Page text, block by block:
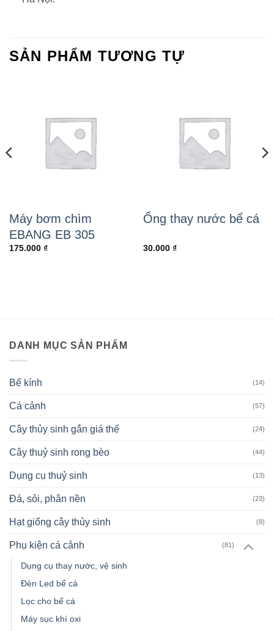
SẢN PHẨM TƯƠNG TỰ
Máy bơm chìm
EBANG EB 305
175.000 ₫
Ống thay nước bể cá
30.000 ₫
DANH MỤC SẢN PHẨM
Bể kính (14)
Cá cảnh (57)
Cây thủy sinh gắn giá thể (24)
Cây thuỷ sinh rong bèo (44)
Dụng cụ thuỷ sinh (13)
Đá, sỏi, phân nền (23)
Hạt giống cây thủy sinh (8)
Phụ kiện cá cảnh (81)
Dụng cụ thay nước, vệ sinh
Đèn Led bể cá
Lọc cho bể cá
Máy sục khí oxi